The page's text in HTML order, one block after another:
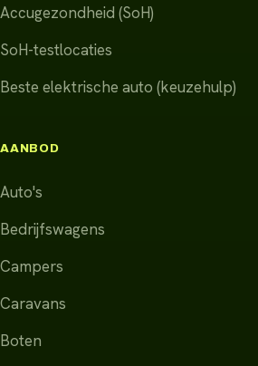
Accugezondheid (SoH)
SoH-testlocaties
Beste elektrische auto (keuzehulp)
AANBOD
Auto's
Bedrijfswagens
Campers
Caravans
Boten